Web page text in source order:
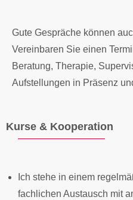
Gute Gespräche können
Vereinbaren Sie einen
Beratung, Therapie,
Aufstellungen in Präsenz
Kurse & Kooperation
Ich stehe in einem
fachlichen Austausch mit